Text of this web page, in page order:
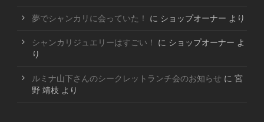
夢でシャンカリに会っていた！ に ショップオーナー より
シャンカリジュエリーはすごい！ に ショップオーナー よ
り
ルミナ山下さんのシークレットランチ会のお知らせ に 宮
野 靖枝 より